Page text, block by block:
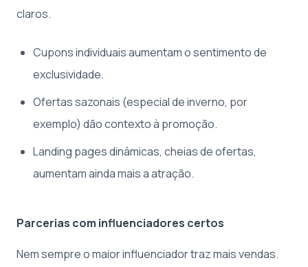
claros.
Cupons individuais aumentam o sentimento de
exclusividade.
Ofertas sazonais (especial de inverno, por
exemplo) dão contexto à promoção.
Landing pages dinâmicas, cheias de ofertas,
aumentam ainda mais a atração.
Parcerias com influenciadores certos
Nem sempre o maior influenciador traz mais vendas.